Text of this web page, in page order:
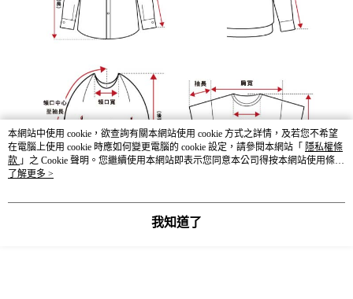
本網站中使用 cookie，欲查詢有關本網站使用 cookie 方式之詳情，及若您不希望
在電腦上使用 cookie 時應如何變更電腦的 cookie 設定，請參閱本網站「 隱私權條
款 」之 Cookie 聲明。您繼續使用本網站即表示您同意本公司得按本網站使用條款
之 Cookie 聲明使用 cookie。
了解更多 >
我知道了